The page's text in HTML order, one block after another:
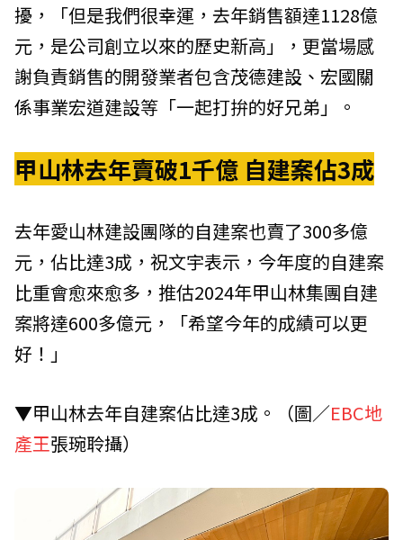
擾，「但是我們很幸運，去年銷售額達1128億
元，是公司創立以來的歷史新高」，更當場感
謝負責銷售的開發業者包含茂德建設 、 宏國關
係事業宏道建設等「一起打拚的好兄弟」。
甲山林去年賣破1千億 自建案佔3成
去年愛山林建設團隊的自建案也賣了300多億
元，佔比達3成，祝文宇表示，今年度的自建案
比重會愈來愈多，推估2024年甲山林集團自建
案將達600多億元，「希望今年的成績可以更
好！」
▼甲山林去年自建案佔比達3成。（圖／EBC地
產王張琬聆攝）